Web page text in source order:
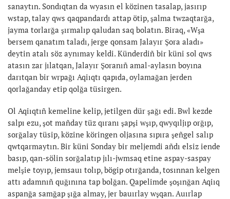
sanaytın. Sondıqtan da wyasın el közinen tasalap, jasırıp
wstap, talay qws qaqpandardı attap ötip, şalma twzaqtarğa,
jayma torlarğa şırmalıp qaludan saq bolatın. Biraq, «Wşa
bersem qanatım taladı, jerge qonsam Jalayır Şora aladı»
deytin atalı söz aynımay keldi. Künderdiñ bir küni sol qws
atasın zar jılatqan, Jalayır Şoranıñ amal-aylasın boyına
darıtqan bir wrpağı Aqiıqtı qapıda, oylamağan jerden
qorlağanday etip qolğa tüsirgen.
Ol Aqiıqtıñ kemeline kelip, jetilgen dür şağı edi. Bwl kezde
salpı ezu, şot mañday tüz qıranı şapşi wşıp, qwyqıljıp orğıp,
sorğalay tüsip, közine köringen oljasına sıpıra şeñgel salıp
qwtqarmaytın. Bir küni Sonday bir meljemdi añdı elsiz iende
basıp, qan-sölin sorğalatıp jılı-jwmsaq etine aspay-saspay
melşie toyıp, jemsauı tolıp, bögip otırğanda, tosınnan kelgen
attı adamnıñ quğınına tap bolğan. Qapelimde şoşınğan Aqiıq
aspanğa samğap şığa almay, jer bauırlay wşqan. Auırlap